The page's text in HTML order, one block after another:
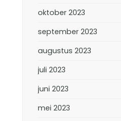
oktober 2023
september 2023
augustus 2023
juli 2023
juni 2023
mei 2023